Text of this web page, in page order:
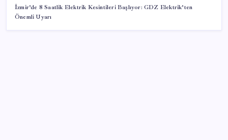
İzmir’de 8 Saatlik Elektrik Kesintileri Başlıyor: GDZ Elektrik’ten
Önemli Uyarı